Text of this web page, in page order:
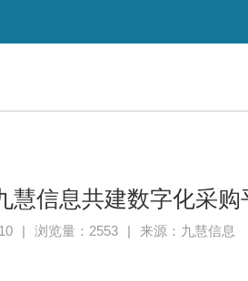
慧信息共建数字化采购
| 浏览量：2553 | 来源：九慧信息